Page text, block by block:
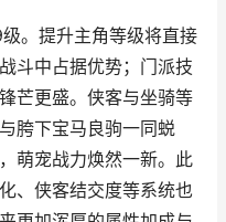
。提升主角等级将直接
斗中占据优势；门派技
芒更盛。侠客与坐骑等
胯下宝马良驹一同蜕
萌宠战力焕然一新。此
、侠客结交度等系统也